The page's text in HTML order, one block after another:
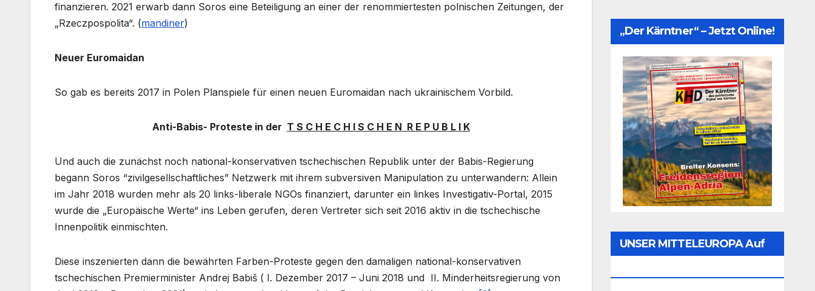
finanzieren. 2021 erwarb dann Soros eine Beteiligung an einer der renommiertesten polnischen Zeitungen, der
„Rzeczpospolita“. (mandiner)
Neuer Euromaidan
So gab es bereits 2017 in Polen Planspiele für einen neuen Euromaidan nach ukrainischem Vorbild.
Anti-Babis- Proteste in der T S C H E C H I S C H E N R E P U B L I K
Und auch die zunächst noch national-konservativen tschechischen Republik unter der Babis-Regierung
begann Soros “zivilgesellschaftliches” Netzwerk mit ihrem subversiven Manipulation zu unterwandern: Allein
im Jahr 2018 wurden mehr als 20 links-liberale NGOs finanziert, darunter ein linkes Investigativ-Portal, 2015
wurde die „Europäische Werte“ ins Leben gerufen, deren Vertreter sich seit 2016 aktiv in die tschechische
Innenpolitik einmischten.
Diese inszenierten dann die bewährten Farben-Proteste gegen den damaligen national-konservativen
tschechischen Premierminister Andrej Babiš ( I. Dezember 2017 – Juni 2018 und II. Minderheitsregierung von
„Der Kärntner“ – Jetzt Online!
UNSER MITTELEUROPA Auf